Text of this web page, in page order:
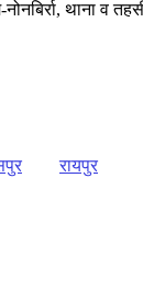
नोनबिर्रा, थाना व
रायपुर